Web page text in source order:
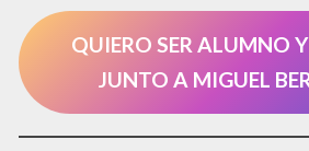
QUIERO SER ALUMNO
JUNTO A MIGUEL